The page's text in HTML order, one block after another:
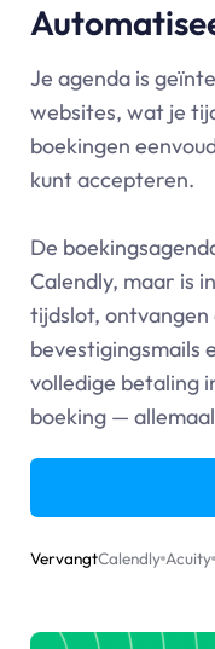
Je agenda is
websites, wat je
boekingen
kunt accepteren.
De
Calendly, maar is
tijdslot,
bevestigingsmails
volledige betaling
boeking —
VervangtCalendly Acuity